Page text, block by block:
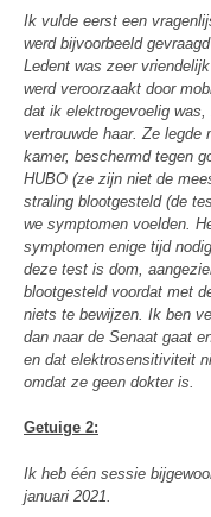
Ik vulde eerst een
werd bijvoorbeeld
Ledent was zeer
werd veroorzaakt door
dat ik elektrogevoelig
vertrouwde haar. Ze legde
kamer, beschermd tegen
HUBO (ze zijn niet de
straling blootgesteld (de
we symptomen voelden.
symptomen enige tijd
deze test is dom,
blootgesteld voordat met
niets te bewijzen. Ik ben
dan naar de Senaat gaat
en dat elektrosensitiviteit
omdat ze geen dokter is.
Getuige 2:
Ik heb één sessie
januari 2021.